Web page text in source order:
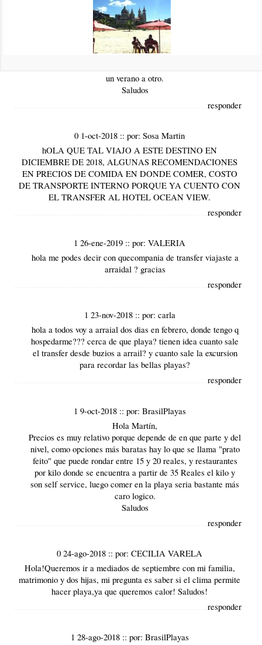
Es muy difícil determinar un presupuesto porque cada uno
tiene una manera muy diferente de gastar que otro, pero por
lo que vemos en general Brasil no está muy diferente de lo
que son los precios en Argentina en este momento, incluso
puede ser que a pesar de la devaluación sea más barato que
un verano a otro.
Saludos
responder
0 1-oct-2018 ::por:Sosa Martin
hOLA QUE TAL VIAJO A ESTE DESTINO EN
DICIEMBRE DE 2018, ALGUNAS RECOMENDACIONES
EN PRECIOS DE COMIDA EN DONDE COMER, COSTO
DE TRANSPORTE INTERNO PORQUE YA CUENTO CON
EL TRANSFER AL HOTEL OCEAN VIEW.
responder
1 26-ene-2019 ::por:VALERIA
hola me podes decir con quecompania de transfer viajaste a
arraidal ? gracias
responder
1 23-nov-2018 :: por: carla
hola a todos voy a arraial dos dias en febrero, donde tengo q
hospedarme??? cerca de que playa? tienen idea cuanto sale
el transfer desde buzios a arrail? y cuanto sale la excursion
para recordar las bellas playas?
responder
1 9-oct-2018 :: por: BrasilPlayas
Hola Martín,
Precios es muy relativo porque depende de en que parte y del
nivel, como opciones más baratas hay lo que se llama "prato
feito" que puede rondar entre 15 y 20 reales, y restaurantes
por kilo donde se encuentra a partir de 35 Reales el kilo y
son self service, luego comer en la playa seria bastante más
caro logico.
Saludos
responder
0 24-ago-2018 ::por:CECILIA VARELA
Hola!Queremos ir a mediados de septiembre con mi familia,
matrimonio y dos hijas, mi pregunta es saber si el clima permite
hacer playa,ya que queremos calor! Saludos!
responder
1 28-ago-2018 :: por: BrasilPlayas